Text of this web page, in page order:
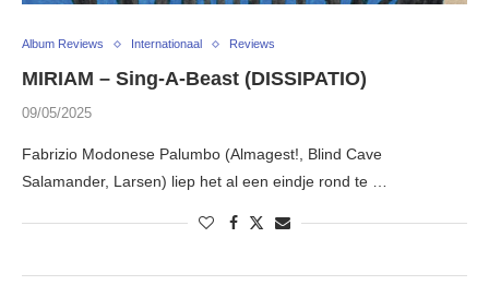
Album Reviews Internationaal Reviews
MIRIAM – Sing-A-Beast (DISSIPATIO)
09/05/2025
Fabrizio Modonese Palumbo (Almagest!, Blind Cave
Salamander, Larsen) liep het al een eindje rond te …